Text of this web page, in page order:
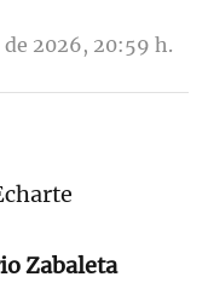
2026, 20:59 h.
Zabaleta